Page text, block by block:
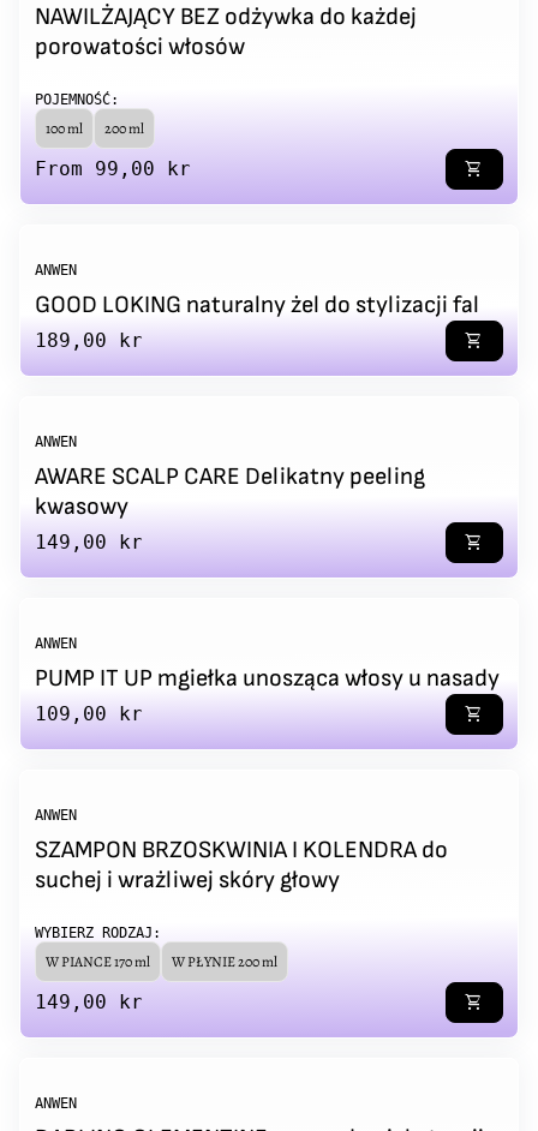
NAWILŻAJĄCY BEZ odżywka do każdej
porowatości włosów
POJEMNOŚĆ:
100 ml 200 ml
Regular price
From 99,00 kr shopping_cart
ANWEN
GOOD LOKING naturalny żel do stylizacji fal
Regular price
189,00 kr shopping_cart
ANWEN
AWARE SCALP CARE Delikatny peeling
kwasowy
Regular price
149,00 kr shopping_cart
ANWEN
PUMP IT UP mgiełka unosząca włosy u nasady
Regular price
109,00 kr shopping_cart
ANWEN
SZAMPON BRZOSKWINIA I KOLENDRA do
suchej i wrażliwej skóry głowy
WYBIERZ RODZAJ:
W PIANCE 170 ml W PŁYNIE 200 ml
Regular price
149,00 kr shopping_cart
ANWEN